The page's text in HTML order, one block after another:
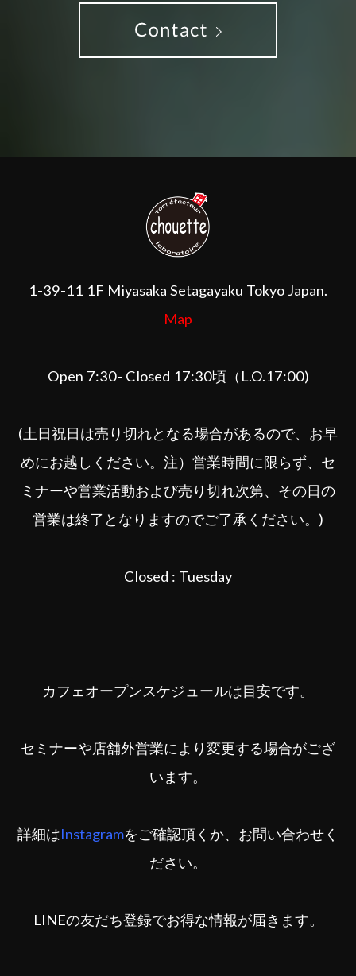
1-39-11 1F Miyasaka Setagayaku Tokyo Japan.
Map
Open 7:30- Closed 17:30頃（L.O.17:00)
(土日祝日は売り切れとなる場合があるので、お早
めにお越しください。注）営業時間に限らず、セ
ミナーや営業活動および売り切れ次第、その日の
営業は終了となりますのでご了承ください。)
Closed : Tuesday
カフェオープンスケジュールは目安です。
セミナーや店舗外営業により変更する場合がござ
います。
詳細はInstagramをご確認頂くか、お問い合わせく
ださい。
LINEの友だち登録でお得な情報が届きます。